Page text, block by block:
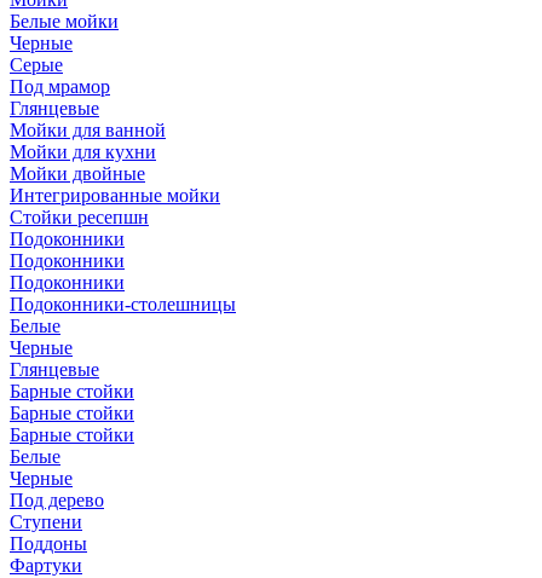
Белые мойки
Черные
Серые
Под мрамор
Глянцевые
Мойки для ванной
Мойки для кухни
Мойки двойные
Интегрированные мойки
Стойки ресепшн
Подоконники
Подоконники
Подоконники
Подоконники-столешницы
Белые
Черные
Глянцевые
Барные стойки
Барные стойки
Барные стойки
Белые
Черные
Под дерево
Ступени
Поддоны
Фартуки